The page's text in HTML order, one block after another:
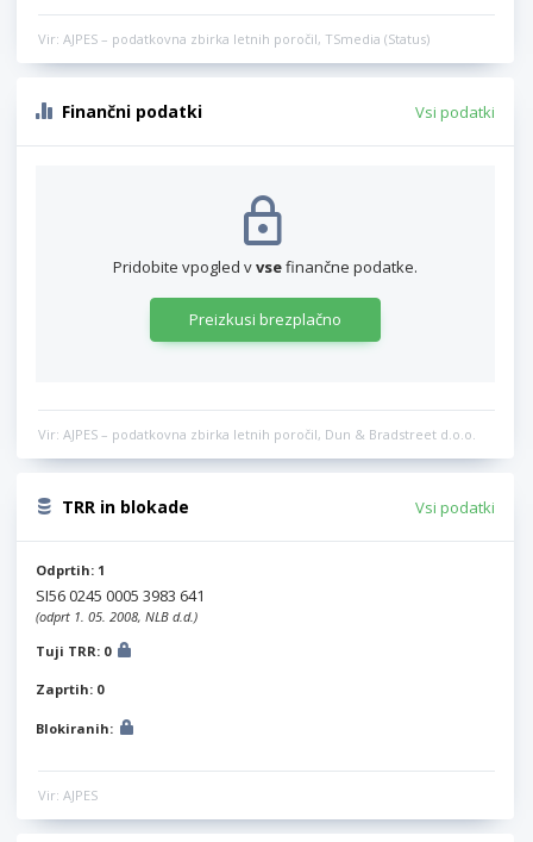
Vir: AJPES – podatkovna zbirka letnih poročil, TSmedia (Status)
Finančni podatki Vsi podatki
Pridobite vpogled vvsefinančne podatke.
Preizkusi brezplačno
Vir: AJPES – podatkovna zbirka letnih poročil, Dun & Bradstreet d.o.o.
TRR in blokade Vsi podatki
Odprtih: 1
SI56 0245 0005 3983 641
(odprt 1. 05. 2008, NLB d.d.)
Tuji TRR: 0
Zaprtih: 0
Blokiranih:
Vir: AJPES